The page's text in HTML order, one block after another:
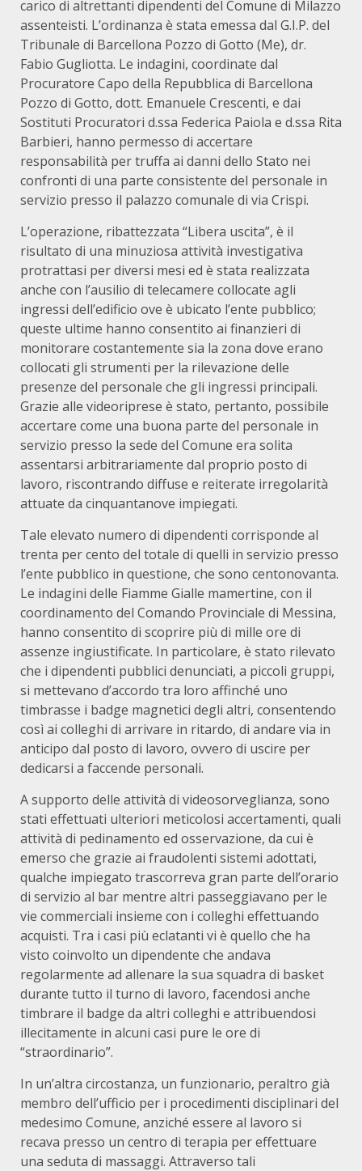
carico di altrettanti dipendenti del Comune di Milazzo
assenteisti. L’ordinanza è stata emessa dal G.I.P. del
Tribunale di Barcellona Pozzo di Gotto (Me), dr.
Fabio Gugliotta. Le indagini, coordinate dal
Procuratore Capo della Repubblica di Barcellona
Pozzo di Gotto, dott. Emanuele Crescenti, e dai
Sostituti Procuratori d.ssa Federica Paiola e d.ssa Rita
Barbieri, hanno permesso di accertare
responsabilità per truffa ai danni dello Stato nei
confronti di una parte consistente del personale in
servizio presso il palazzo comunale di via Crispi.
L’operazione, ribattezzata “Libera uscita”, è il
risultato di una minuziosa attività investigativa
protrattasi per diversi mesi ed è stata realizzata
anche con l’ausilio di telecamere collocate agli
ingressi dell’edificio ove è ubicato l’ente pubblico;
queste ultime hanno consentito ai finanzieri di
monitorare costantemente sia la zona dove erano
collocati gli strumenti per la rilevazione delle
presenze del personale che gli ingressi principali.
Grazie alle videoriprese è stato, pertanto, possibile
accertare come una buona parte del personale in
servizio presso la sede del Comune era solita
assentarsi arbitrariamente dal proprio posto di
lavoro, riscontrando diffuse e reiterate irregolarità
attuate da cinquantanove impiegati.
Tale elevato numero di dipendenti corrisponde al
trenta per cento del totale di quelli in servizio presso
l’ente pubblico in questione, che sono centonovanta.
Le indagini delle Fiamme Gialle mamertine, con il
coordinamento del Comando Provinciale di Messina,
hanno consentito di scoprire più di mille ore di
assenze ingiustificate. In particolare, è stato rilevato
che i dipendenti pubblici denunciati, a piccoli gruppi,
si mettevano d’accordo tra loro affinché uno
timbrasse i badge magnetici degli altri, consentendo
così ai colleghi di arrivare in ritardo, di andare via in
anticipo dal posto di lavoro, ovvero di uscire per
dedicarsi a faccende personali.
A supporto delle attività di videosorveglianza, sono
stati effettuati ulteriori meticolosi accertamenti, quali
attività di pedinamento ed osservazione, da cui è
emerso che grazie ai fraudolenti sistemi adottati,
qualche impiegato trascorreva gran parte dell’orario
di servizio al bar mentre altri passeggiavano per le
vie commerciali insieme con i colleghi effettuando
acquisti. Tra i casi più eclatanti vi è quello che ha
visto coinvolto un dipendente che andava
regolarmente ad allenare la sua squadra di basket
durante tutto il turno di lavoro, facendosi anche
timbrare il badge da altri colleghi e attribuendosi
illecitamente in alcuni casi pure le ore di
“straordinario”.
In un’altra circostanza, un funzionario, peraltro già
membro dell’ufficio per i procedimenti disciplinari del
medesimo Comune, anziché essere al lavoro si
recava presso un centro di terapia per effettuare
una seduta di massaggi. Attraverso tali